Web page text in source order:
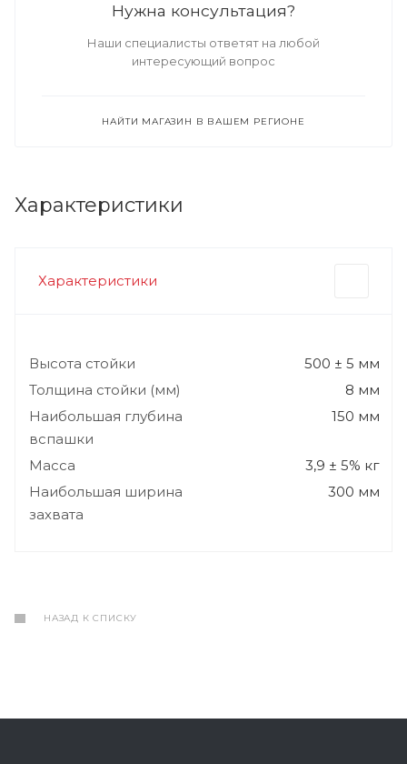
Нужна консультация?
Наши специалисты ответят на любой
интересующий вопрос
НАЙТИ МАГАЗИН В ВАШЕМ РЕГИОНЕ
Характеристики
Характеристики
Высота стойки
500 ± 5 мм
Толщина стойки (мм)
8 мм
Наибольшая глубина
вспашки
150 мм
Масса
3,9 ± 5% кг
Наибольшая ширина
захвата
300 мм
НАЗАД К СПИСКУ